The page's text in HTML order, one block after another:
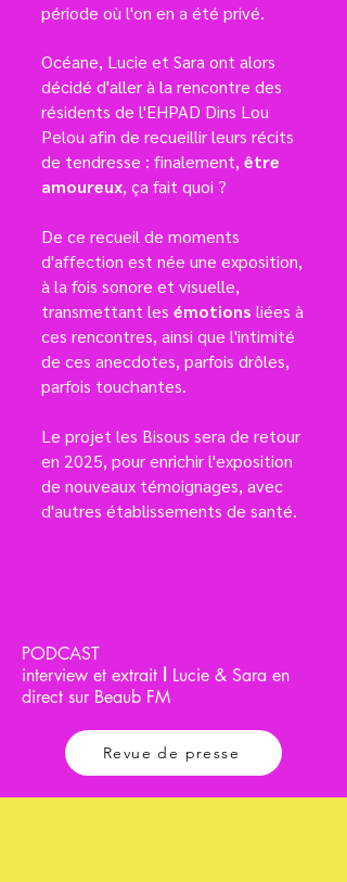
période où l'on en a été privé.
Océane, Lucie et Sara ont alors
décidé d'aller à la rencontre des
résidents de l'EHPAD Dins Lou
Pelou afin de recueillir leurs récits
de tendresse : finalement, être
amoureux, ça fait quoi ?
De ce recueil de moments
d'affection est née une exposition,
à la fois sonore et visuelle,
transmettant les émotions liées à
ces rencontres, ainsi que l'intimité
de ces anecdotes, parfois drôles,
parfois touchantes.
Le projet les Bisous sera de retour
en 2025, pour enrichir l'exposition
de nouveaux témoignages, avec
d'autres établissements de santé.
PODCAST
interview et extrait
Lucie & Sara en
direct sur Beaub FM
Revue de presse